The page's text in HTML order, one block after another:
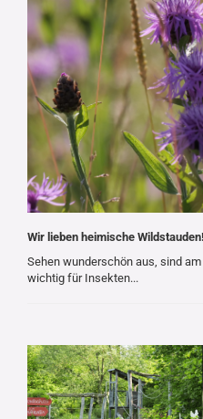
Wir lieben heimische
Sehen wunderschön aus, sind
wichtig für Insekten...